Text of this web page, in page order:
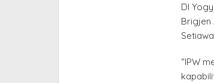
DI
Brigjen
“IPW